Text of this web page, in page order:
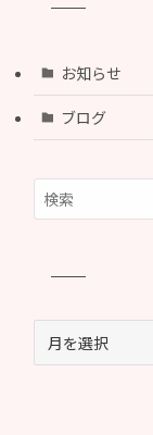
お知らせ
ブログ